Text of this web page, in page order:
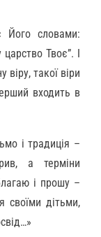
Його словами:
Твоє”. І
такої віри
входить в
і традиція –
а терміни
і прошу –
своїми дітьми,